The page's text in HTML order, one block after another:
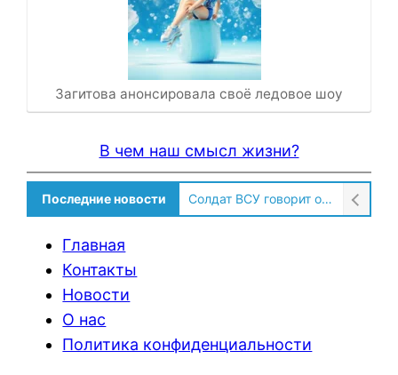
Загитова анонсировала своё ледовое шоу
В чем наш смысл жизни?
Последние новости Солдат ВСУ говорит о том, чтобы продавали топливо для ремонта техники в Угледаре
Главная
Контакты
Новости
О нас
Политика конфиденциальности